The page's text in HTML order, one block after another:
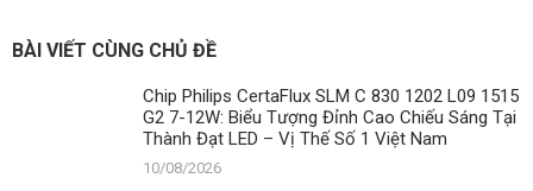
Tế
Nước
Tốt
Không?
BÀI VIẾT CÙNG CHỦ ĐỀ
Chip Philips CertaFlux SLM C 830 1202 L09 1515
G2 7-12W: Biểu Tượng Đỉnh Cao Chiếu Sáng Tại
Thành Đạt LED – Vị Thế Số 1 Việt Nam
10/08/2026